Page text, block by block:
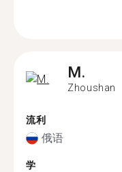
M.
Zhoushan
流利
俄语
学